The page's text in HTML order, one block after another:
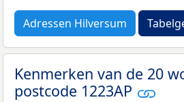
Adressen Hilversum
Kenmerken van de 20
postcode 1223AP